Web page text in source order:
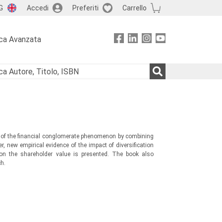
Accedi Preferiti Carrello
Avanzata
the financial conglomerate phenomenon by combining
new empirical evidence of the impact of diversification
the shareholder value is presented. The book also